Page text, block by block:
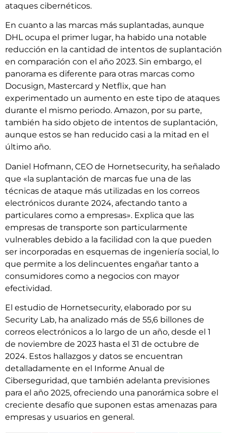
ataques cibernéticos.
En cuanto a las marcas más suplantadas, aunque
DHL ocupa el primer lugar, ha habido una notable
reducción en la cantidad de intentos de suplantación
en comparación con el año 2023. Sin embargo, el
panorama es diferente para otras marcas como
Docusign, Mastercard y Netflix, que han
experimentado un aumento en este tipo de ataques
durante el mismo periodo. Amazon, por su parte,
también ha sido objeto de intentos de suplantación,
aunque estos se han reducido casi a la mitad en el
último año.
Daniel Hofmann, CEO de Hornetsecurity, ha señalado
que «la suplantación de marcas fue una de las
técnicas de ataque más utilizadas en los correos
electrónicos durante 2024, afectando tanto a
particulares como a empresas». Explica que las
empresas de transporte son particularmente
vulnerables debido a la facilidad con la que pueden
ser incorporadas en esquemas de ingeniería social, lo
que permite a los delincuentes engañar tanto a
consumidores como a negocios con mayor
efectividad.
El estudio de Hornetsecurity, elaborado por su
Security Lab, ha analizado más de 55,6 billones de
correos electrónicos a lo largo de un año, desde el 1
de noviembre de 2023 hasta el 31 de octubre de
2024. Estos hallazgos y datos se encuentran
detalladamente en el Informe Anual de
Ciberseguridad, que también adelanta previsiones
para el año 2025, ofreciendo una panorámica sobre el
creciente desafío que suponen estas amenazas para
empresas y usuarios en general.